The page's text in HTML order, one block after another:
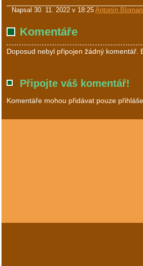
Napsal 30. 11. 2022 v 18:25 Antonín
Komentáře
Doposud nebyl připojen žádný komentář.
Připojte váš komentář!
Komentáře mohou přidávat pouze